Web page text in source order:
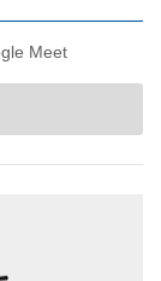
Meet